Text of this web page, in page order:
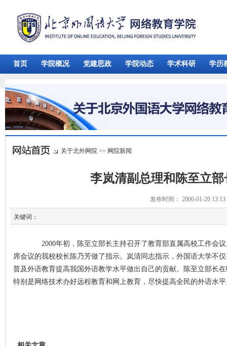
首页 学院概况 党建思政 学院动态 学术科研 学历
关于北外网院 >> 网院新闻
李岚清副总理和陈至立
发布时间： 2000-01-20
关键词：
2000年初，陈至立部长主持召开了教育部直属高校工作会议
席会议的我校校长陈乃芳做了指示。岚清同志指示，外国语大学不
普及外语教育提高我国外语教学水平做出自己的贡献。陈至立部长
特别是网络技术办好远程教育和网上教育，尽快提高全民的外语水